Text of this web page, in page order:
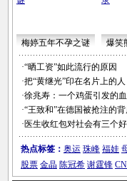
梅婷五年不孕之谜 爆笑
·“晒工资”如此流行的原因
·把“黄继光”印在名片上的人
·徐兆寿：一个鸡蛋引发的
·“王致和”在德国被抢注的背
· 医生收红包对社会有三个
热点标签： 奥运 珠峰 福娃
股票 金晶 陈冠希 谢霆锋